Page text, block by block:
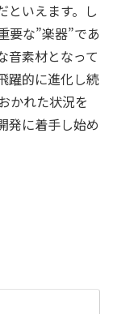
といえます。し
要な”楽器”であ
音素材となって
躍的に進化し続
かれた状況を
発に着手し始め